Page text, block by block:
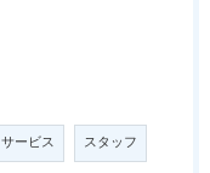
サービス スタッフ